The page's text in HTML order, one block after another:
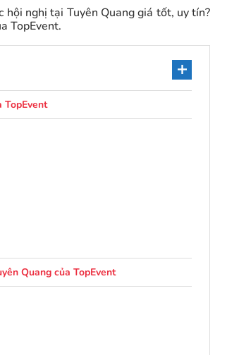
hội nghị tại Tuyên Quang giá tốt, uy tín?
TopEvent.
TopEvent
Quang của TopEvent